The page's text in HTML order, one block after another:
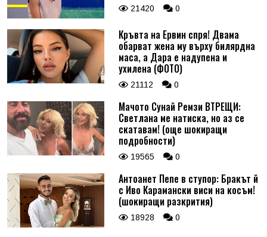
21420 0
Кръвта на Ервин спря! Двама
обарват жена му върху билярдна
маса, а Дара е надупена и
ухилена (ФОТО)
21112 0
Мачото Сунай Ремзи ВТРЕЩИ:
Светлана ме натиска, но аз се
скатавам! (още шокиращи
подробности)
19565 0
Антоанет Пепе в ступор: Бракът й
с Иво Карамански виси на косъм!
(шокиращи разкрития)
18928 0